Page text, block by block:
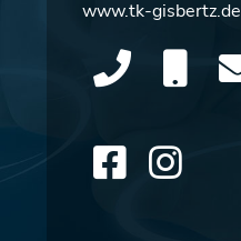
www.tk-gisbertz.de